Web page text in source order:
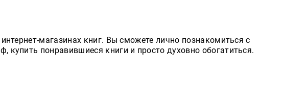
магазинах книг. Вы сможете лично познакомиться с
купить понравившиеся книги и просто духовно обогатиться.